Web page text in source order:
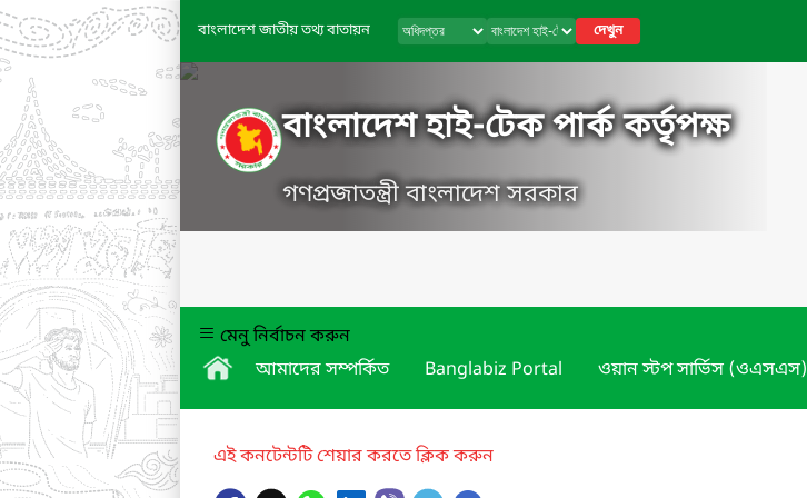
বাংলাদেশ জাতীয় তথ্য বাতায়ন দেখুন
বাংলাদেশ হাই-টেক পার্ক কর্তৃপক্ষ
গণপ্রজাতন্ত্রী বাংলাদেশ সরকার
মেনু নির্বাচন করুন
আমাদের সম্পর্কিত
Banglabiz Portal ওয়ান স্টপ সার্ভিস (ওএসএস)
এই কনটেন্টটি শেয়ার করতে ক্লিক করুন